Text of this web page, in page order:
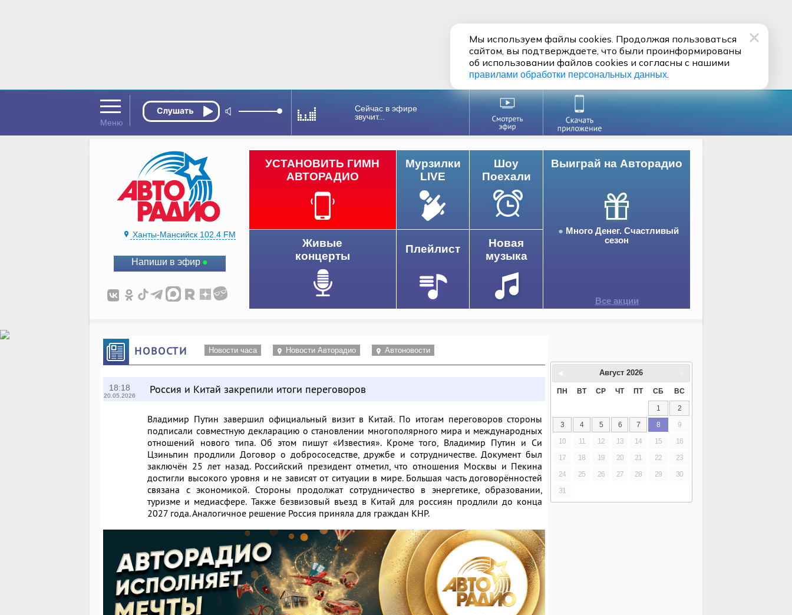
Сейчас в эфире
звучит...
Ханты-Мансийск 102.4 FM
Напиши в эфир
Выиграй на Авторадио
Много Денег. Счастливый
сезон
Все акции
УСТАНОВИТЬ ГИМН
АВТОРАДИО
Мурзилки
LIVE
Шоу
Поехали
Живые
концерты
Плейлист
Новая
музыка
НОВОСТИ Новости часа Новости Авторадио Автоновости
18:18
20.05.2026 Россия и Китай закрепили итоги переговоров
Владимир Путин завершил официальный визит в Китай. По итогам переговоров стороны
подписали совместную декларацию о становлении многополярного мира и международных
отношений нового типа. Об этом пишут «Известия». Кроме того, Владимир Путин и Си
Цзиньпин продлили Договор о добрососедстве, дружбе и сотрудничестве. Документ был
заключён 25 лет назад. Российский президент отметил, что отношения Москвы и Пекина
достигли высокого уровня и не зависят от ситуации в мире. Большая часть договорённостей
связана с экономикой. Стороны продолжат сотрудничество в энергетике, образовании,
туризме и медиасфере. Также безвизовый въезд в Китай для россиян продлили до конца
2027 года. Аналогичное решение Россия приняла для граждан КНР.
Август 2026
ПН ВТ СР ЧТ ПТ СБ ВС
1
2
3
4 5 6 7 8
9
10
11 12 13 14 15
16
17
18 19 20 21 22
23
24
25 26 27 28 29
30
31
Мы используем файлы cookies. Продолжая пользоваться
сайтом, вы подтверждаете, что были проинформированы
об использовании файлов cookies и согласны с нашими
правилами обработки персональных данных.